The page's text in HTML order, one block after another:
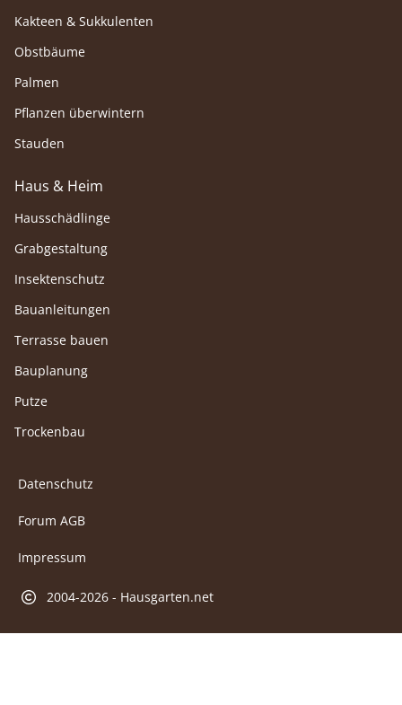
Kakteen & Sukkulenten
Obstbäume
Palmen
Pflanzen überwintern
Stauden
Haus & Heim
Hausschädlinge
Grabgestaltung
Insektenschutz
Bauanleitungen
Terrasse bauen
Bauplanung
Putze
Trockenbau
Datenschutz
Forum AGB
Impressum
2004-2026 - Hausgarten.net